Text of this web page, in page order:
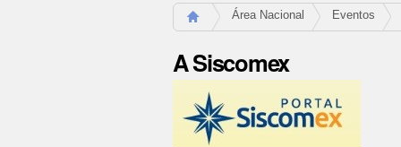
Área Nacional Eventos
A Siscomex